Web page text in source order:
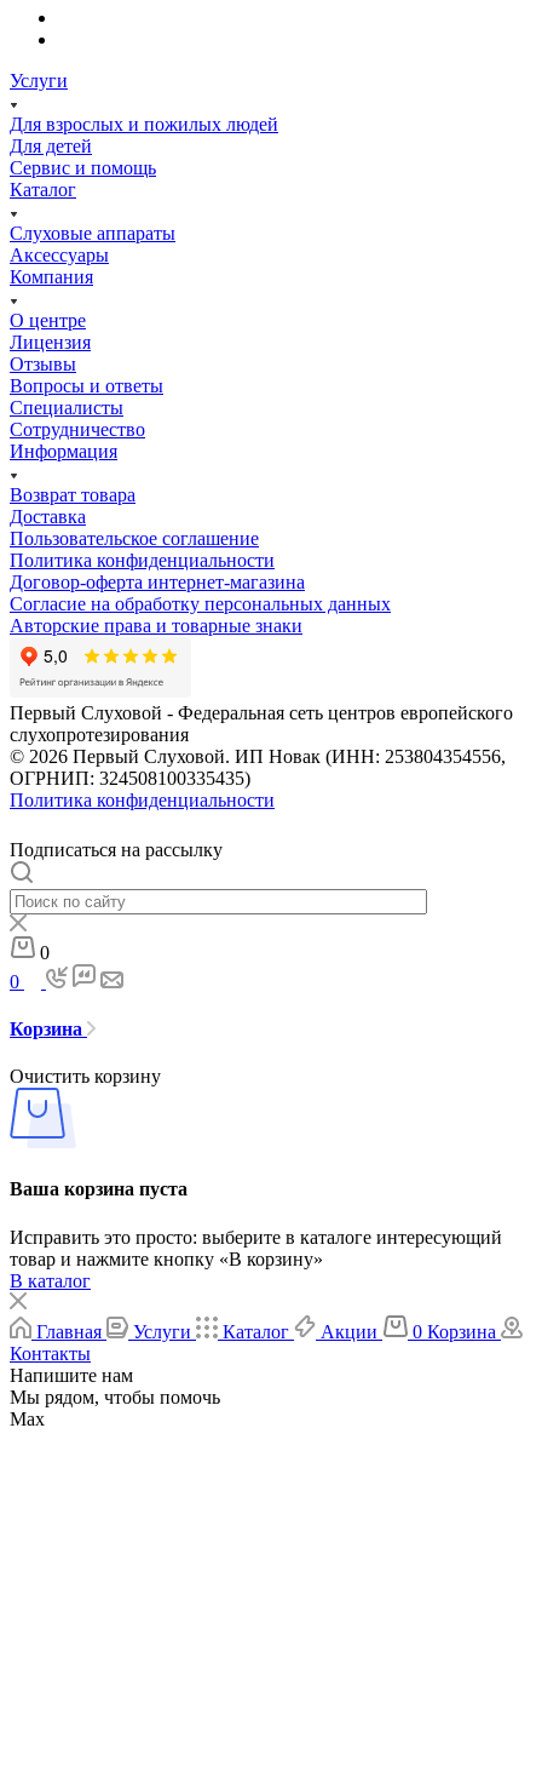
Услуги
Для взрослых и пожилых людей
Для детей
Сервис и помощь
Каталог
Слуховые аппараты
Аксессуары
Компания
О центре
Лицензия
Отзывы
Вопросы и ответы
Специалисты
Сотрудничество
Информация
Возврат товара
Доставка
Пользовательское соглашение
Политика конфиденциальности
Договор-оферта интернет-магазина
Согласие на обработку персональных данных
Авторские права и товарные знаки
Первый Слуховой - Федеральная сеть центров европейского
слухопротезирования
© 2026 Первый Слуховой. ИП Новак (ИНН: 253804354556,
ОГРНИП: 324508100335435)
Политика конфиденциальности
Подписаться на рассылку
0
0
Корзина
Очистить корзину
Ваша корзина пуста
Исправить это просто: выберите в каталоге интересующий
товар и нажмите кнопку «В корзину»
В каталог
Главная Услуги Каталог Акции 0 Корзина
Контакты
Напишите нам
Мы рядом, чтобы помочь
Max